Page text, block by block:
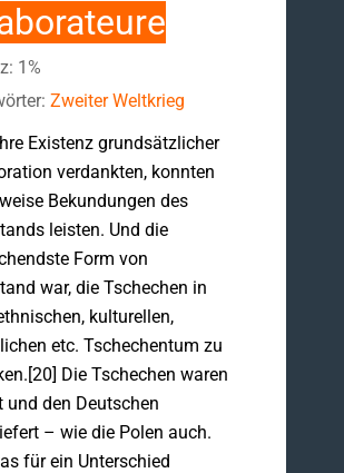
1%
Zweiter Weltkrieg
Existenz grundsätzlicher
verdankten, konnten
Bekundungen des
leisten. Und die
Form von
war, die Tschechen in
kulturellen,
etc. Tschechentum zu
Die Tschechen waren
und den Deutschen
– wie die Polen auch.
für ein Unterschied